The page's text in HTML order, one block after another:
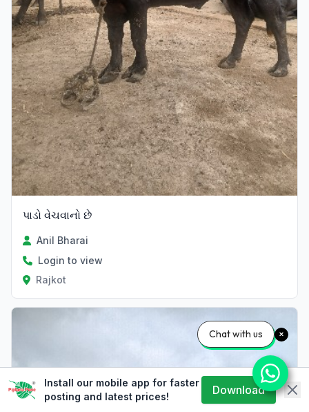
પાડો વેચવાનો છે
Anil Bharai
Login to view
Rajkot
Install our mobile app for faster
posting and latest prices!
Download
Chat with us